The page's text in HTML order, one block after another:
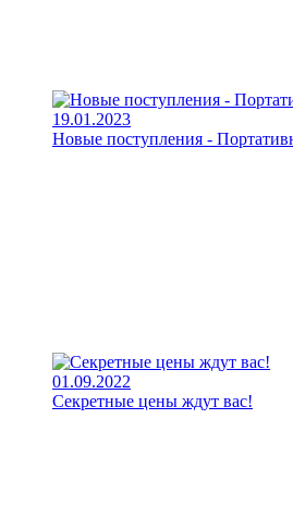
19.01.2023
Новые поступления -
01.09.2022
Секретные цены ждут вас!